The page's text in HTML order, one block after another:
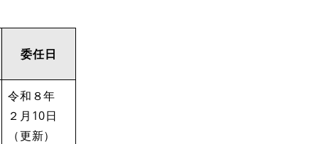
委任日
令和８年
２月10日
（更新）